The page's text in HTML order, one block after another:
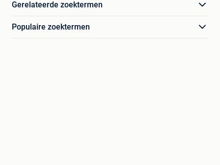
Gerelateerde zoektermen
Populaire zoektermen